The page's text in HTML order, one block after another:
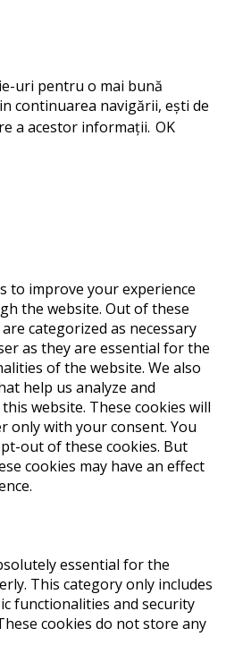
uri pentru o mai bună
continuarea navigării, ești de
a acestor informații. OK
to improve your experience
the website. Out of these
categorized as necessary
as they are essential for the
of the website. We also
help us analyze and
website. These cookies will
only with your consent. You
out of these cookies. But
cookies may have an effect
essential for the
This category only includes
functionalities and security
cookies do not store any